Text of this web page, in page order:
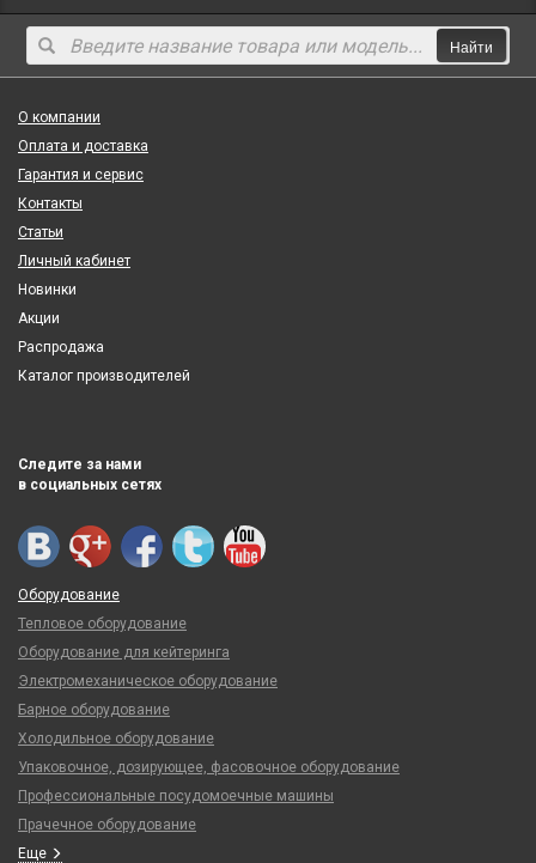
Найти
О компании
Оплата и доставка
Гарантия и сервис
Контакты
Статьи
Личный кабинет
Новинки
Акции
Распродажа
Каталог производителей
Следите за нами
в социальных сетях
Оборудование
Тепловое оборудование
Оборудование для кейтеринга
Электромеханическое оборудование
Барное оборудование
Холодильное оборудование
Упаковочное, дозирующее, фасовочное оборудование
Профессиональные посудомоечные машины
Прачечное оборудование
Еще